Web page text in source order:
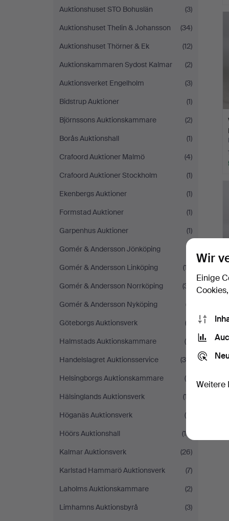
Auktionshuset STO Bohuslän
(3)
Auktionshuset Thelin & Johansson
(34)
Auktionshuset Thörner & Ek
(12)
Auktionskammaren Sydost Kalmar
(2)
Auktionsverket Engelholm
(3)
Bidstrup Auktioner
(1)
Björnssons Auktionskammare
(2)
Borås Auktionshall
(1)
Crafoord Auktioner Malmö
(4)
Crafoord Auktioner Stockholm
(1)
Ekenbergs Auktioner
(1)
Formstad Auktioner
(1)
Garpenhus Auktioner
(1)
Gomér & Andersson Jönköping
Gomér & Andersson Linköping
(17)
Gomér & Andersson Norrköping
(31)
Gomér & Andersson Nyköping
(7)
Göteborgs Auktionsverk
(3)
Halmstads Auktionskammare
(8)
Handelslagret Auktionsservice
(35)
Helsingborgs Auktionskammare
(9)
Hälsinglands Auktionsverk
(17)
Höganäs Auktionsverk
(4)
Höörs Auktionshall
(10)
Kalmar Auktionsverk
(26)
Karlstad Hammarö Auktionsverk
(7)
Laholms Auktionskammare
(2)
Limhamns Auktionsbyrå
(3)
Wir
Einige
Weitere